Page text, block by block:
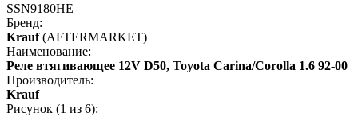
SSN9180HE
Бренд:
Krauf (AFTERMARKET)
Наименование:
Реле втягивающее 12V D50, Toyota Carina/Corolla 1.6 92-00
Производитель:
Krauf
Рисунок (1 из 6):